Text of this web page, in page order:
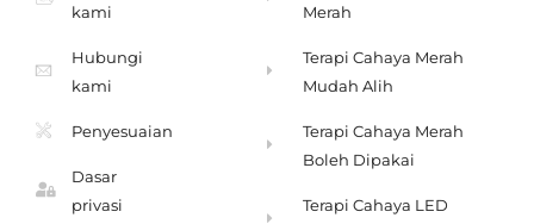
kami
Hubungi
kami
Penyesuaian
Dasar
privasi
Merah
Terapi Cahaya Merah
Mudah Alih
Terapi Cahaya Merah
Boleh Dipakai
Terapi Cahaya LED